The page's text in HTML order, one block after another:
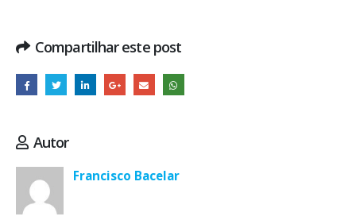
Compartilhar este post
Autor
Francisco Bacelar